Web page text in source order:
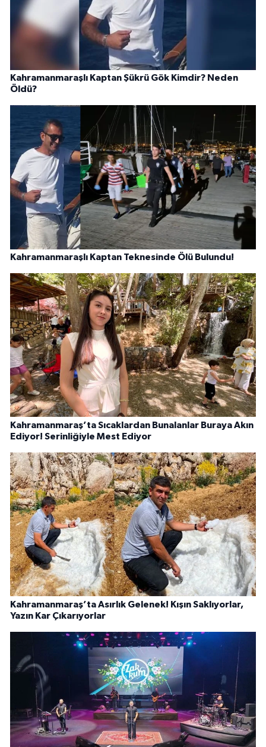
Kahramanmaraşlı Kaptan Şükrü Gök Kimdir? Neden
Öldü?
Kahramanmaraşlı Kaptan Teknesinde Ölü Bulundu!
Kahramanmaraş’ta Sıcaklardan Bunalanlar Buraya Akın
Ediyor! Serinliğiyle Mest Ediyor
Kahramanmaraş’ta Asırlık Gelenek! Kışın Saklıyorlar,
Yazın Kar Çıkarıyorlar